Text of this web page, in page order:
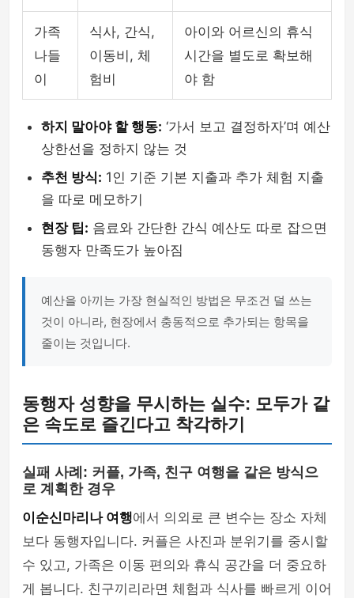
가족
나들
이
식사, 간식,
이동비, 체
험비
아이와 어르신의 휴식
시간을 별도로 확보해
야 함
하지 말아야 할 행동: ‘가서 보고 결정하자’며 예산
상한선을 정하지 않는 것
추천 방식: 1인 기준 기본 지출과 추가 체험 지출
을 따로 메모하기
현장 팁: 음료와 간단한 간식 예산도 따로 잡으면
동행자 만족도가 높아짐
예산을 아끼는 가장 현실적인 방법은 무조건 덜 쓰는
것이 아니라, 현장에서 충동적으로 추가되는 항목을
줄이는 것입니다.
동행자 성향을 무시하는 실수: 모두가 같
은 속도로 즐긴다고 착각하기
실패 사례: 커플, 가족, 친구 여행을 같은 방식으
로 계획한 경우
이순신마리나 여행에서 의외로 큰 변수는 장소 자체
보다 동행자입니다. 커플은 사진과 분위기를 중시할
수 있고, 가족은 이동 편의와 휴식 공간을 더 중요하
게 봅니다. 친구끼리라면 체험과 식사를 빠르게 이어